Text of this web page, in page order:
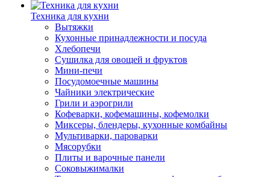
Техника для кухни
Вытяжки
Кухонные принадлежности и посуда
Хлебопечи
Сушилка для овощей и фруктов
Мини-печи
Посудомоечные машины
Чайники электрические
Грили и аэрогрили
Кофеварки, кофемашины, кофемолки
Миксеры, блендеры, кухонные комбайны
Мультиварки, пароварки
Мясорубки
Плиты и варочные панели
Соковыжималки